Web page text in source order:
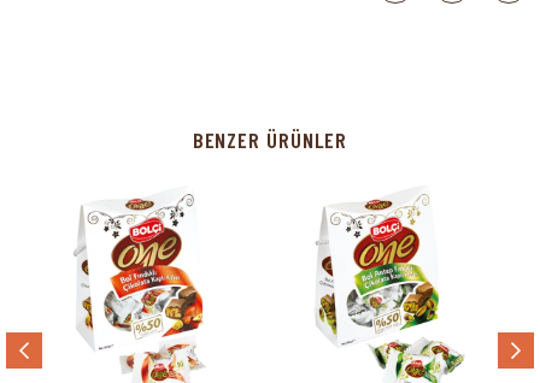
BENZER ÜRÜNLER